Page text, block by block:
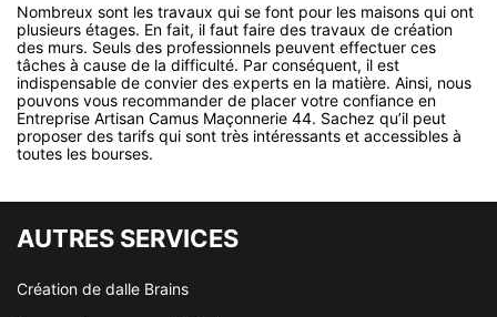
Nombreux sont les travaux qui se font pour les maisons qui ont
plusieurs étages. En fait, il faut faire des travaux de création
des murs. Seuls des professionnels peuvent effectuer ces
tâches à cause de la difficulté. Par conséquent, il est
indispensable de convier des experts en la matière. Ainsi, nous
pouvons vous recommander de placer votre confiance en
Entreprise Artisan Camus Maçonnerie 44. Sachez qu’il peut
proposer des tarifs qui sont très intéressants et accessibles à
toutes les bourses.
AUTRES SERVICES
Création de dalle Brains